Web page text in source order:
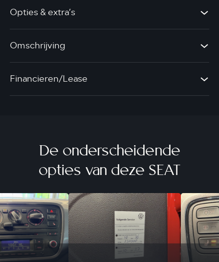
Opties & extra’s
Omschrijving
Financieren/Lease
De onderscheidende
opties van deze SEAT